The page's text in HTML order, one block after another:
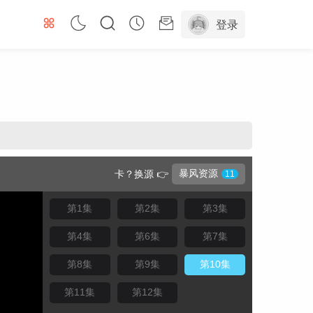
登录
卡？换源 👉 暴风资源
第1集 第2集 第3集
第4集 第6集 第7集
第8集 第9集 第10集
第11集 第12集